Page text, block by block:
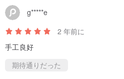
g*****e
2 年前に
手工良好
期待通りだった